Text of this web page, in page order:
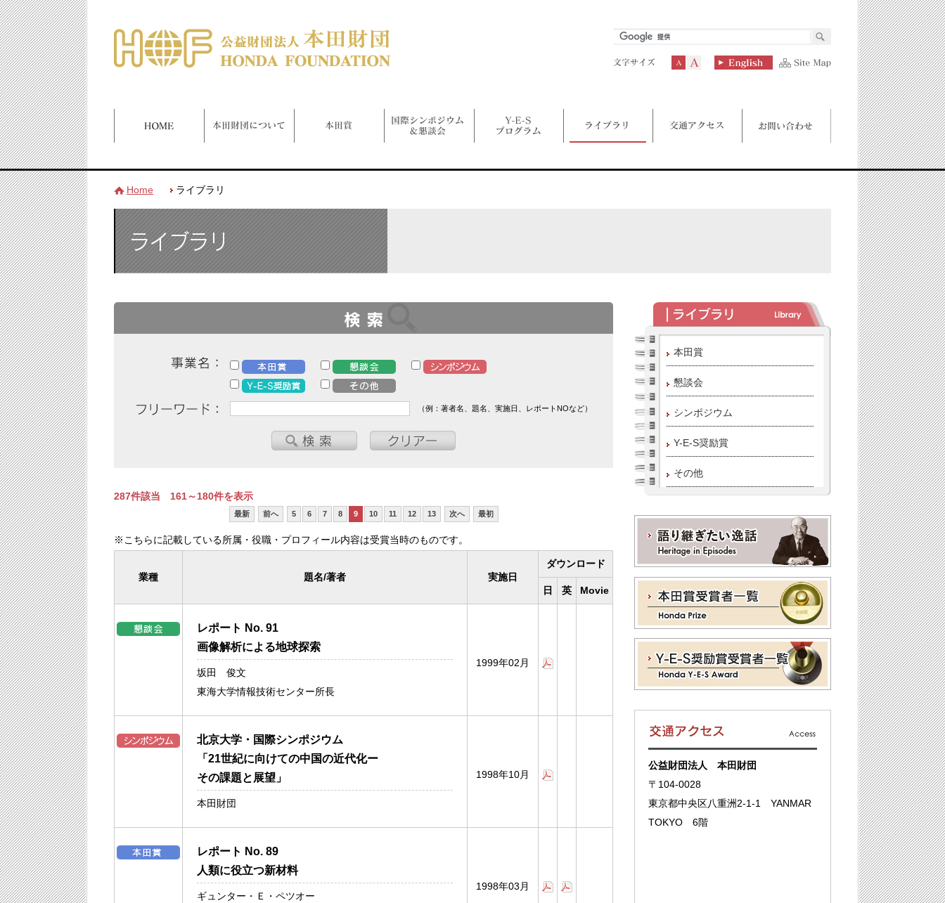
Home ライブラリ
（例：著者名、題名、実施日、レポートNOなど）
287件該当 161～180件を表示
最新 前へ 5 6 7 8 9 10 11 12 13 次へ 最初
※こちらに記載している所属・役職・プロフィール内容は受賞当時のものです。
業種 題名/著者 実施日
ダウンロード
日 英 Movie
レポート No. 91
画像解析による地球探索
坂田 俊文
東海大学情報技術センター所長
1999年02月
北京大学・国際シンポジウム
「21世紀に向けての中国の近代化ー
その課題と展望」
本田財団
1998年10月
レポート No. 89
人類に役立つ新材料
ギュンター・Ｅ・ペツオー
1998年03月
本田賞
懇談会
シンポジウム
Y-E-S奨励賞
その他
公益財団法人 本田財団
〒104-0028
東京都中央区八重洲2-1-1 YANMAR
TOKYO 6階